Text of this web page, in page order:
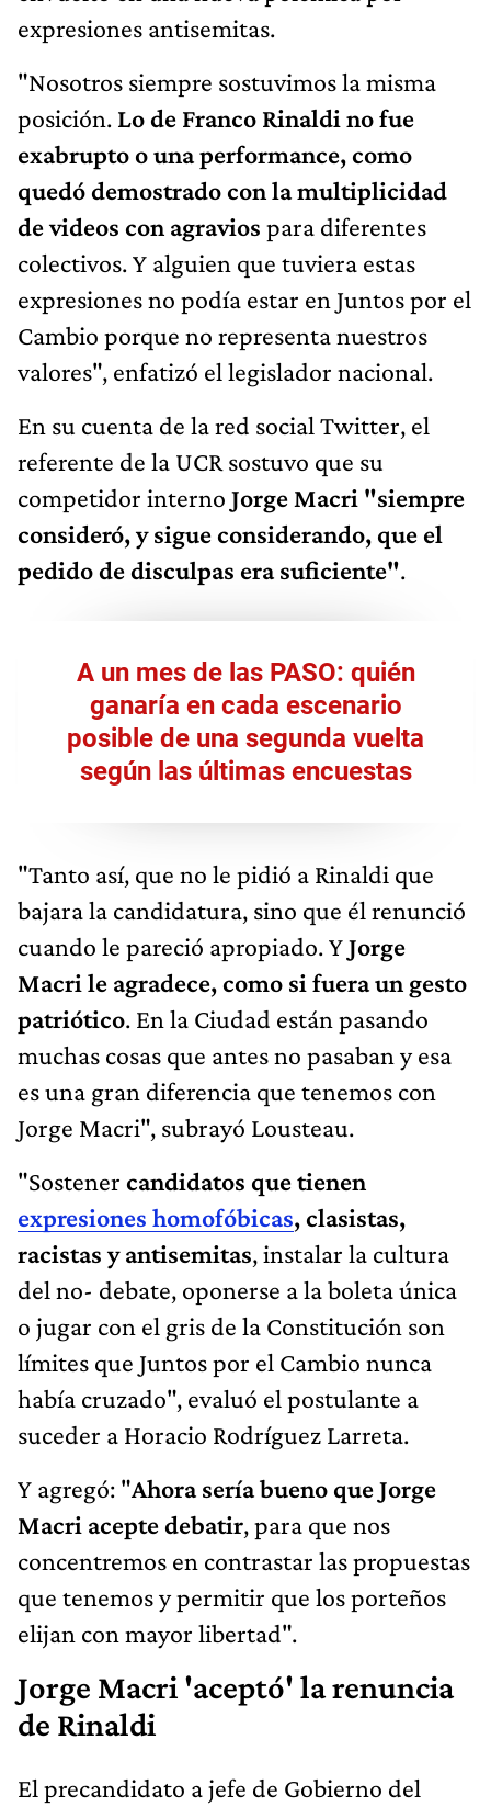
expresiones antisemitas.
"Nosotros siempre sostuvimos la misma
posición. Lo de Franco Rinaldi no fue
exabrupto o una performance, como
quedó demostrado con la multiplicidad
de videos con agravios para diferentes
colectivos. Y alguien que tuviera estas
expresiones no podía estar en Juntos por el
Cambio porque no representa nuestros
valores", enfatizó el legislador nacional.
En su cuenta de la red social Twitter, el
referente de la UCR sostuvo que su
competidor interno Jorge Macri "siempre
consideró, y sigue considerando, que el
pedido de disculpas era suficiente".
A un mes de las PASO: quién
ganaría en cada escenario
posible de una segunda vuelta
según las últimas encuestas
"Tanto así, que no le pidió a Rinaldi que
bajara la candidatura, sino que él renunció
cuando le pareció apropiado. YJorge
Macri le agradece, como si fuera un gesto
patriótico. En la Ciudad están pasando
muchas cosas que antes no pasaban y esa
es una gran diferencia que tenemos con
Jorge Macri", subrayó Lousteau.
"Sostener candidatos que tienen
expresiones homofóbicas, clasistas,
racistas y antisemitas, instalar la cultura
del no- debate, oponerse a la boleta única
o jugar con el gris de la Constitución son
límites que Juntos por el Cambio nunca
había cruzado", evaluó el postulante a
suceder a Horacio Rodríguez Larreta.
Y agregó: "Ahora sería bueno que Jorge
Macri acepte debatir, para que nos
concentremos en contrastar las propuestas
que tenemos y permitir que los porteños
elijan con mayor libertad".
Jorge Macri 'aceptó' la renuncia
de Rinaldi
El precandidato a jefe de Gobierno del